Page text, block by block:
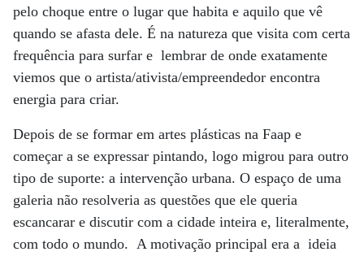
pelo choque entre o lugar que habita e aquilo que vê
quando se afasta dele. É na natureza que visita com certa
frequência para surfar e lembrar de onde exatamente
viemos que o artista/ativista/empreendedor encontra
energia para criar.
Depois de se formar em artes plásticas na Faap e
começar a se expressar pintando, logo migrou para outro
tipo de suporte: a intervenção urbana. O espaço de uma
galeria não resolveria as questões que ele queria
escancarar e discutir com a cidade inteira e, literalmente,
com todo o mundo. A motivação principal era a ideia